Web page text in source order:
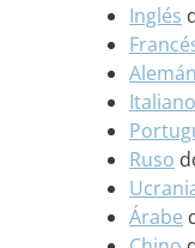
Inglés
Alemán
Italiano
Ruso
Árabe